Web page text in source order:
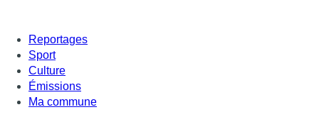
Reportages
Sport
Culture
Émissions
Ma commune